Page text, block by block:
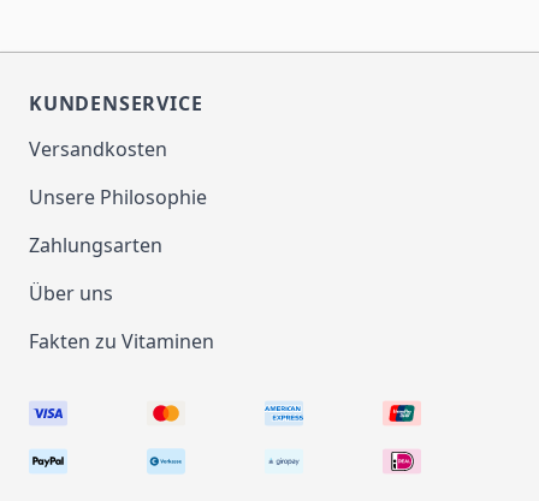
KUNDENSERVICE
Versandkosten
Unsere Philosophie
Zahlungsarten
Über uns
Fakten zu Vitaminen